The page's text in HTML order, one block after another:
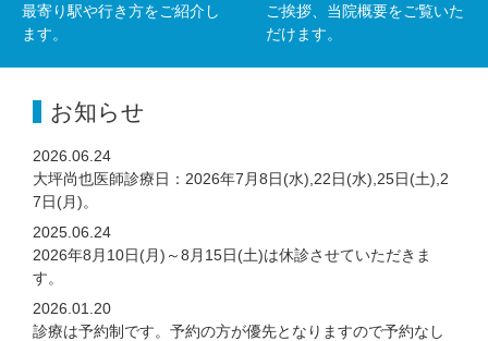
最寄り駅や行き方をご紹介し
ます。
ご挨拶、当院概要をご覧いた
だけます。
お知らせ
2026.06.24
大坪尚也医師診療日：2026年7月8日(水),22日(水),25日(土),2
7日(月)。
2025.06.24
2026年8月10日(月)～8月15日(土)は休診させていただきま
す。
2026.01.20
診療は予約制です。予約の方が優先となりますので予約なし